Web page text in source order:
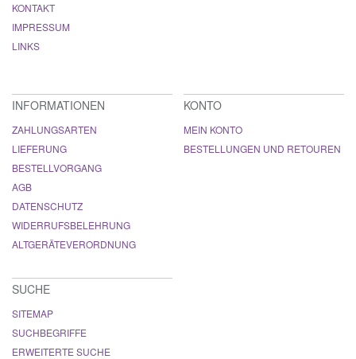
KONTAKT
IMPRESSUM
LINKS
INFORMATIONEN
ZAHLUNGSARTEN
LIEFERUNG
BESTELLVORGANG
AGB
DATENSCHUTZ
WIDERRUFSBELEHRUNG
ALTGERÄTEVERORDNUNG
KONTO
MEIN KONTO
BESTELLUNGEN UND RETOUREN
SUCHE
SITEMAP
SUCHBEGRIFFE
ERWEITERTE SUCHE